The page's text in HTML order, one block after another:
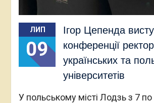
ЛИП
09
Ігор Цепенда
конференції
українських та
університетів
У польському місті Лодзь з 7